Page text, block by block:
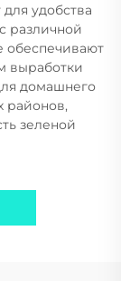
удобства
различной
обеспечивают
выработки
домашнего
районов,
зеленой